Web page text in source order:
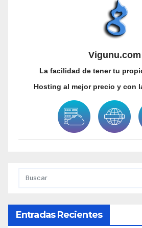
Vigunu.com
La facilidad de tener tu
Hosting al mejor precio y con
Entradas Recientes